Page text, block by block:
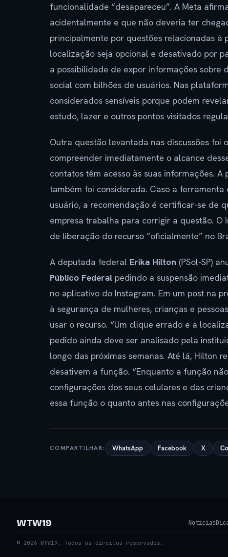
funcionalidade “desapareceu”. A Meta
acidentalmente e que não deveria ter
principalmente por questões relacionadas
localização seja opcional e desativado por
a possibilidade de expor informações sobre
social com bilhões de usuários. Nas
considerados sensíveis porque podem
estudo, lazer e outros pontos visitados
Outra questão levantada nas discussões foi
compreender imediatamente o alcance
contatos têm acesso às suas informações.
também foi considerada. Caso a
usuário, a recomendação é certificar-se de
empresa trabalha para corrigir a questão.
de liberação do recurso “oficialmente” no
A deputada federal Erika Hilton (PSol-SP)
Público Federal pedindo a suspensão
no aplicativo do Instagram. Em um post na
à segurança de mulheres, crianças e
usar o recurso. “Um clique errado e a
pedido ainda deve ser analisado pela
longo das próximas semanas. Até lá, Hilton
desativem a função. “Enquanto a função
configurações dos seus celulares e das
essa função o quanto antes nas
COMPARTILHAR: WhatsApp Facebook X
WTW19 Notícias
© 2026 WTW19. Todos os direitos reservados.